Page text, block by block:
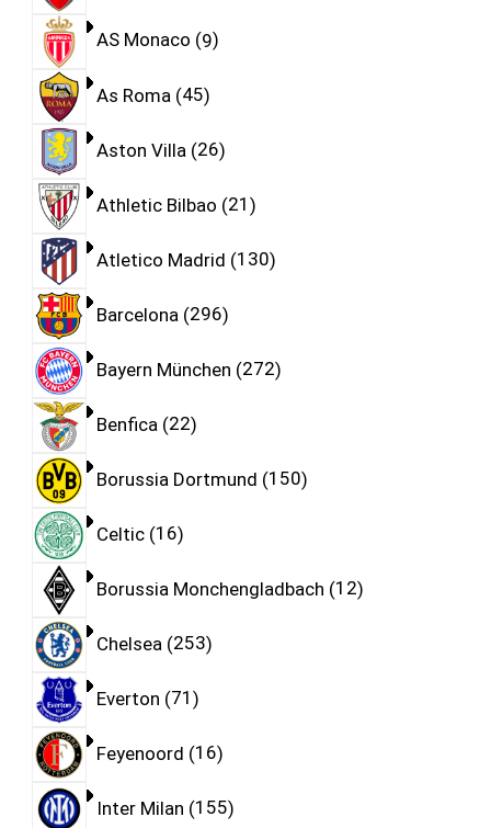
AS Monaco 9
As Roma 45
Aston Villa 26
Athletic Bilbao 21
Atletico Madrid 130
Barcelona 296
Bayern München 272
Benfica 22
Borussia Dortmund 150
Celtic 16
Borussia Monchengladbach 12
Chelsea 253
Everton 71
Feyenoord 16
Inter Milan 155